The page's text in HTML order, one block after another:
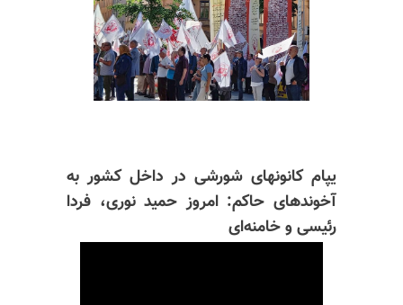
یپام کانونهای شورشی در داخل کشور به
آخوندهای حاکم: امروز حمید نوری، فردا
رئیسی و خامنه‌ای